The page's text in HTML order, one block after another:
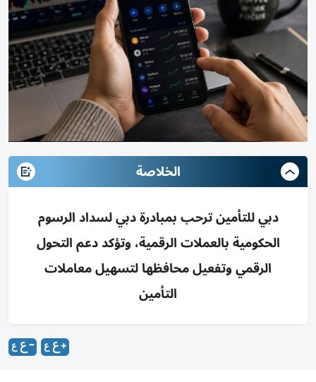
الخلاصة
دبي للتأمين ترحب بمبادرة دبي لسداد الرسوم
الحكومية بالعملات الرقمية، وتؤكد دعم التحول
الرقمي وتفعيل محافظها لتسهيل معاملات
التأمين